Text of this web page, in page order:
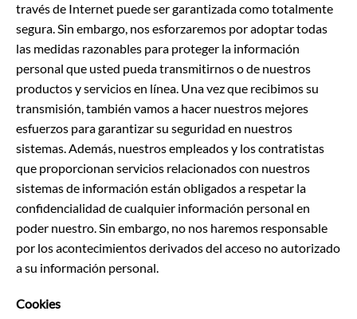
través de Internet puede ser garantizada como totalmente
segura. Sin embargo, nos esforzaremos por adoptar todas
las medidas razonables para proteger la información
personal que usted pueda transmitirnos o de nuestros
productos y servicios en línea. Una vez que recibimos su
transmisión, también vamos a hacer nuestros mejores
esfuerzos para garantizar su seguridad en nuestros
sistemas. Además, nuestros empleados y los contratistas
que proporcionan servicios relacionados con nuestros
sistemas de información están obligados a respetar la
confidencialidad de cualquier información personal en
poder nuestro. Sin embargo, no nos haremos responsable
por los acontecimientos derivados del acceso no autorizado
a su información personal.
Cookies